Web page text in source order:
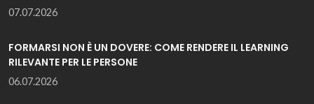
07.07.2026
FORMARSI NON È UN DOVERE: COME RENDERE IL LEARNING
RILEVANTE PER LE PERSONE
06.07.2026